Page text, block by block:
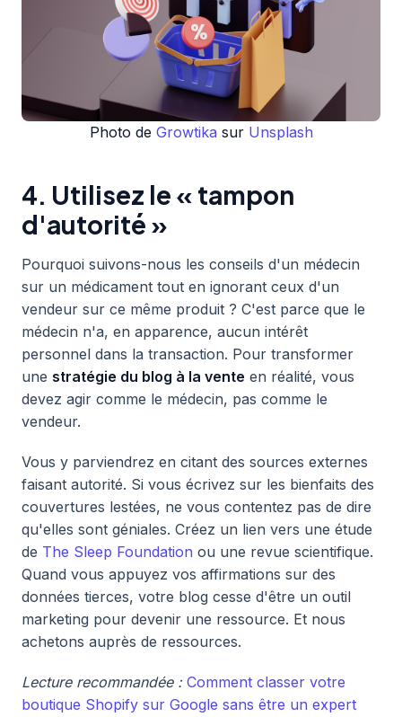
Photo de Growtika sur Unsplash
4. Utilisez le « tampon
d'autorité »
Pourquoi suivons-nous les conseils d'un médecin
sur un médicament tout en ignorant ceux d'un
vendeur sur ce même produit ? C'est parce que le
médecin n'a, en apparence, aucun intérêt
personnel dans la transaction. Pour transformer
une stratégie du blog à la vente en réalité, vous
devez agir comme le médecin, pas comme le
vendeur.
Vous y parviendrez en citant des sources externes
faisant autorité. Si vous écrivez sur les bienfaits des
couvertures lestées, ne vous contentez pas de dire
qu'elles sont géniales. Créez un lien vers une étude
de The Sleep Foundation ou une revue scientifique.
Quand vous appuyez vos affirmations sur des
données tierces, votre blog cesse d'être un outil
marketing pour devenir une ressource. Et nous
achetons auprès de ressources.
Lecture recommandée : Comment classer votre
boutique Shopify sur Google sans être un expert